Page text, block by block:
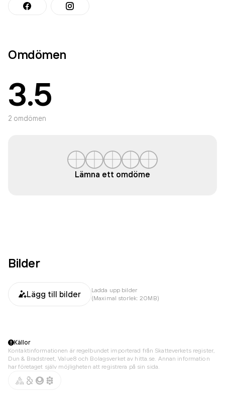
Omdömen
3.5
2 omdömen
Lämna ett omdöme
Bilder
Lägg till bilder
Ladda upp bilder
(Maximal storlek: 20MB)
Källor
Kontaktinformationen är regelbundet importerad från Skatteverkets register,
Dun & Bradstreet, Value8 och Bolagsverket av hitta.se. Annan information
har företaget själv möjligheten att registrera på sin sida.